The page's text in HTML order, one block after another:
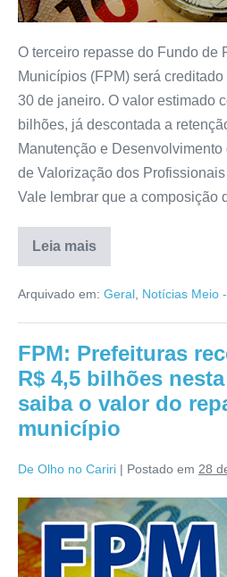
O terceiro repasse do Fundo de
Municípios (FPM) será
30 de janeiro. O valor estimado
bilhões, já descontada a
Manutenção e
de Valorização dos
Vale lembrar que a composição
Leia mais
Arquivado em: Geral Notícias Meio
FPM: Prefeituras
R$ 4,5 bilhões
saiba o valor do
município
De Olho no Cariri | Postado em 28